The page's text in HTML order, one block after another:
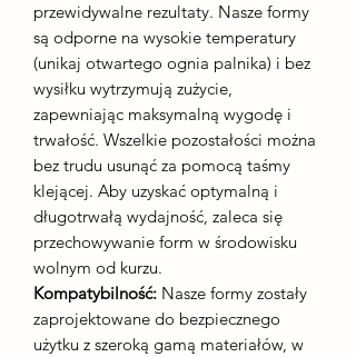
przewidywalne rezultaty. Nasze formy
są odporne na wysokie temperatury
(unikaj otwartego ognia palnika) i bez
wysiłku wytrzymują zużycie,
zapewniając maksymalną wygodę i
trwałość. Wszelkie pozostałości można
bez trudu usunąć za pomocą taśmy
klejącej. Aby uzyskać optymalną i
długotrwałą wydajność, zaleca się
przechowywanie form w środowisku
wolnym od kurzu.
Kompatybilność: Nasze formy zostały
zaprojektowane do bezpiecznego
użytku z szeroką gamą materiałów, w